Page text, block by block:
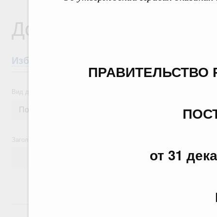
от 31
Документы
Избранные документы со справками к
Вид документа
Заголовок или текст документа